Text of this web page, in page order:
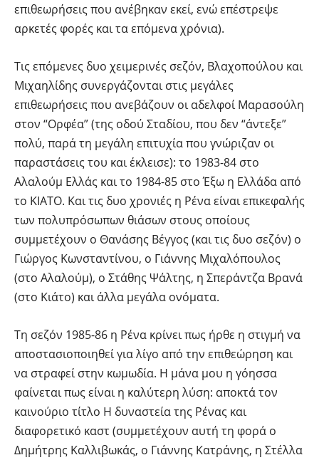
επιθεωρήσεις που ανέβηκαν εκεί, ενώ επέστρεψε
αρκετές φορές και τα επόμενα χρόνια).
Τις επόμενες δυο χειμερινές σεζόν, Βλαχοπούλου και
Μιχαηλίδης συνεργάζονται στις μεγάλες
επιθεωρήσεις που ανεβάζουν οι αδελφοί Μαρασούλη
στον “Ορφέα” (της οδού Σταδίου, που δεν “άντεξε”
πολύ, παρά τη μεγάλη επιτυχία που γνώριζαν οι
παραστάσεις του και έκλεισε): το 1983-84 στο
Αλαλούμ Ελλάς και το 1984-85 στο Έξω η Ελλάδα από
το ΚΙΑΤΟ. Και τις δυο χρονιές η Ρένα είναι επικεφαλής
των πολυπρόσωπων θιάσων στους οποίους
συμμετέχουν ο Θανάσης Βέγγος (και τις δυο σεζόν) ο
Γιώργος Κωνσταντίνου, ο Γιάννης Μιχαλόπουλος
(στο Αλαλούμ), ο Στάθης Ψάλτης, η Σπεράντζα Βρανά
(στο Κιάτο) και άλλα μεγάλα ονόματα.
Τη σεζόν 1985-86 η Ρένα κρίνει πως ήρθε η στιγμή να
αποστασιοποιηθεί για λίγο από την επιθεώρηση και
να στραφεί στην κωμωδία. Η μάνα μου η γόησσα
φαίνεται πως είναι η καλύτερη λύση: αποκτά τον
καινούριο τίτλο Η δυναστεία της Ρένας και
διαφορετικό καστ (συμμετέχουν αυτή τη φορά ο
Δημήτρης Καλλιβωκάς, ο Γιάννης Κατράνης, η Στέλλα